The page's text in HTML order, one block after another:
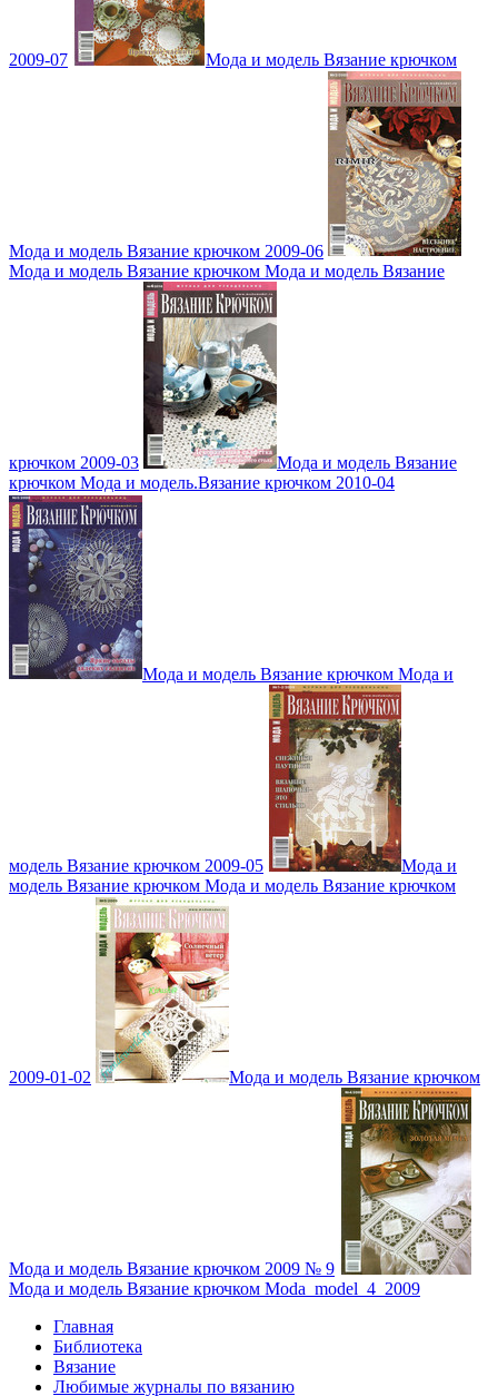
2009-07 Мода и модель Вязание крючком
Мода и модель Вязание крючком 2009-06
Мода и модель Вязание крючком Мода и модель Вязание
крючком 2009-03
Мода и модель Вязание
крючком Мода и модель.Вязание крючком 2010-04
Мода и модель Вязание крючком Мода и
модель Вязание крючком 2009-05
Мода и
модель Вязание крючком Мода и модель Вязание крючком
2009-01-02 Мода и модель Вязание крючком
Мода и модель Вязание крючком 2009 № 9
Мода и модель Вязание крючком Moda_model_4_2009
Главная
Библиотека
Вязание
Любимые журналы по вязанию